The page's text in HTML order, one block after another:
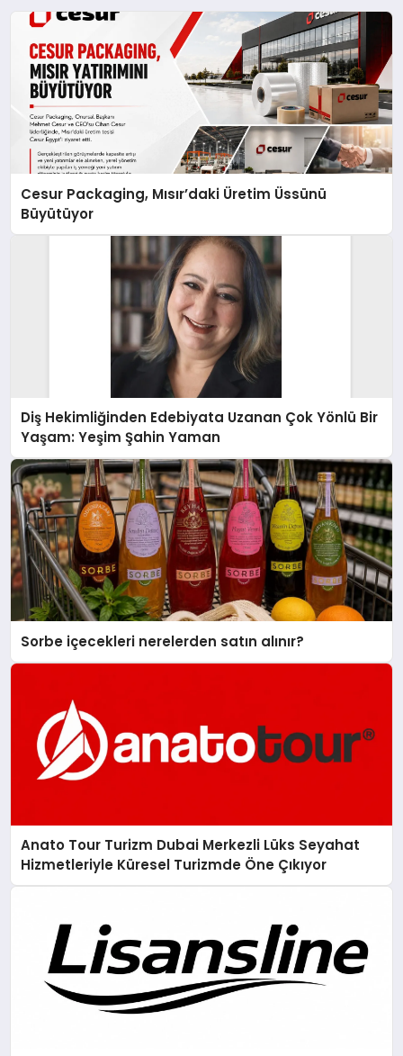
Cesur Packaging, Mısır’daki Üretim Üssünü
Büyütüyor
Diş Hekimliğinden Edebiyata Uzanan Çok Yönlü Bir
Yaşam: Yeşim Şahin Yaman
Sorbe içecekleri nerelerden satın alınır?
Anato Tour Turizm Dubai Merkezli Lüks Seyahat
Hizmetleriyle Küresel Turizmde Öne Çıkıyor